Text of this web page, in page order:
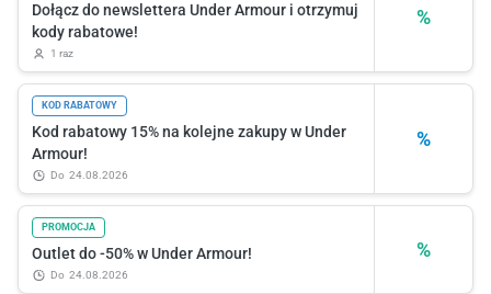
%
Dołącz do newslettera Under Armour i otrzymuj
kody rabatowe!
1 raz
%
KOD RABATOWY
Kod rabatowy 15% na kolejne zakupy w Under
Armour!
do 24.08.2026
%
PROMOCJA
Outlet do -50% w Under Armour!
do 24.08.2026